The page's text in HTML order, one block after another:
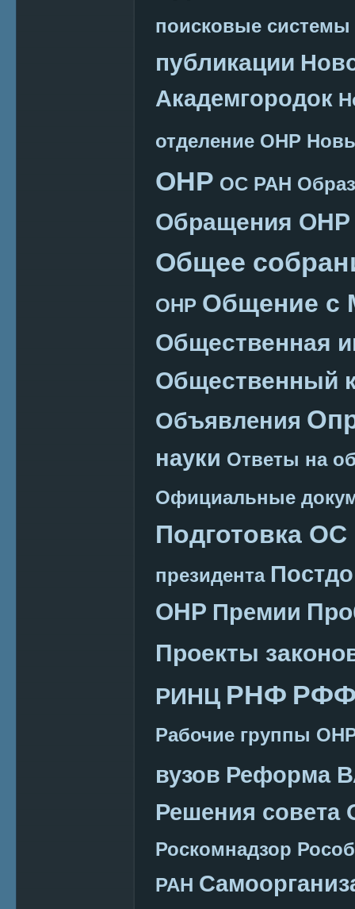
поисковые системы
публикации
Академгородок
отделение ОНР
ОНР ОС РАН
Обращения ОНР
Общее
ОНР Общение с
Общественная
Общественный
Объявления
науки Ответы на
Официальные
Подготовка
президента
ОНР Премии
Проекты
РИНЦ РНФ
Рабочие группы
вузов Реформа
Решения совета
Роскомнадзор
РАН